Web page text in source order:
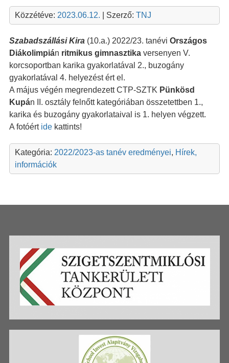
Közzétéve: 2023.06.12. | Szerző: TNJ
Szabadszállási Kira(10.a.) 2022/23. tanévi Országos
Diákolimpián ritmikus gimnasztikaversenyen V.
korcsoportban karika gyakorlatával 2., buzogány
gyakorlatával 4. helyezést ért el.
A május végén megrendezett CTP-SZTK Pünkösd
Kupán II. osztály felnőtt kategóriában összetettben 1.,
karika és buzogány gyakorlataival is 1. helyen végzett.
A fotóért idekattints!
Kategória: 2022/2023-as tanév eredményei, Hírek,
információk